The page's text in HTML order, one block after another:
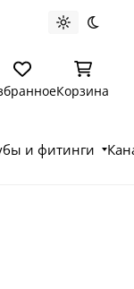
Светлая
Корзина
и фитинги